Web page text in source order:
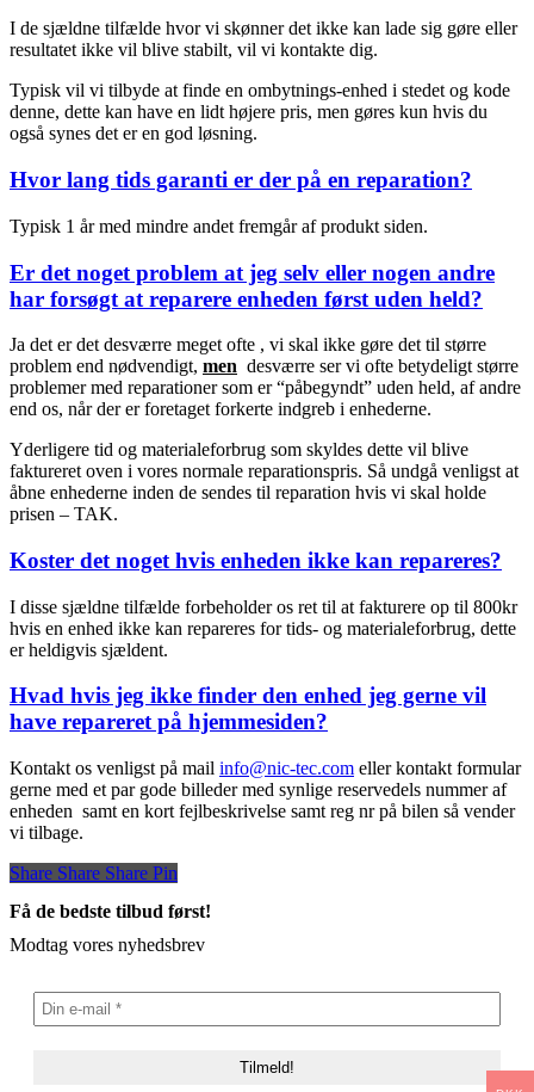
I de sjældne tilfælde hvor vi skønner det ikke kan lade sig gøre eller
resultatet ikke vil blive stabilt, vil vi kontakte dig.
Typisk vil vi tilbyde at finde en ombytnings-enhed i stedet og kode
denne, dette kan have en lidt højere pris, men gøres kun hvis du
også synes det er en god løsning.
Hvor lang tids garanti er der på en reparation?
Typisk 1 år med mindre andet fremgår af produkt siden.
Er det noget problem at jeg selv eller nogen andre
har forsøgt at reparere enheden først uden held?
Ja det er det desværre meget ofte , vi skal ikke gøre det til større
problem end nødvendigt, men desværre ser vi ofte betydeligt større
problemer med reparationer som er “påbegyndt” uden held, af andre
end os, når der er foretaget forkerte indgreb i enhederne.
Yderligere tid og materialeforbrug som skyldes dette vil blive
faktureret oven i vores normale reparationspris. Så undgå venligst at
åbne enhederne inden de sendes til reparation hvis vi skal holde
prisen – TAK.
Koster det noget hvis enheden ikke kan repareres?
I disse sjældne tilfælde forbeholder os ret til at fakturere op til 800kr
hvis en enhed ikke kan repareres for tids- og materialeforbrug, dette
er heldigvis sjældent.
Hvad hvis jeg ikke finder den enhed jeg gerne vil
have repareret på hjemmesiden?
Kontakt os venligst på mail info@nic-tec.com eller kontakt formular
gerne med et par gode billeder med synlige reservedels nummer af
enheden samt en kort fejlbeskrivelse samt reg nr på bilen så vender
vi tilbage.
Share
Share Share Share Pin
Få de bedste tilbud først!
Modtag vores nyhedsbrev